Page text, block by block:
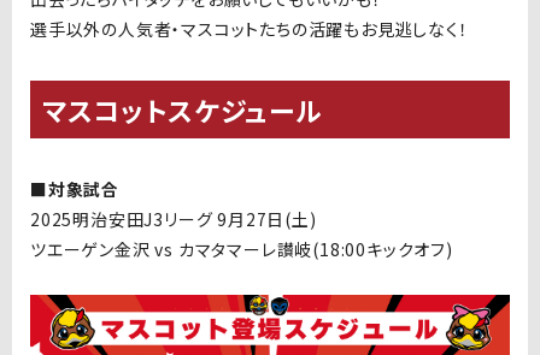
選手以外の人気者・マスコットたちの活躍もお見逃しなく！
マスコットスケジュール
■対象試合
2025明治安田J3リーグ 9月27日(土)
ツエーゲン金沢 vs カマタマーレ讃岐(18:00キックオフ)